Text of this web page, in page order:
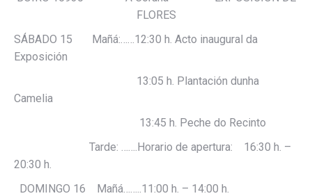
FLORES
SÁBADO 15 Mañá:……12:30 h. Acto inaugural da
Exposición
13:05 h. Plantación dunha
Camelia
13:45 h. Peche do Recinto
Tarde: …….Horario de apertura: 16:30 h. –
20:30 h.
DOMINGO 16 Mañá……..11:00 h. – 14:00 h.